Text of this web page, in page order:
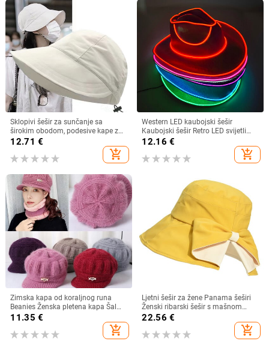
Sklopivi šešir za sunčanje sa
širokim obodom, podesive kape za
muškarce, žene, šeširi za plažu,
ljetni brzosušeći viziri, ribarska kapa
12.71 €
add_shopping_cart
Western LED kaubojski šešir
Kaubojski šešir Retro LED svijetli
obod Jazz cilindar Svjetleći
mladenkin šešir Cosplay kostim
Kaubojsko odijelo za žene
12.16 €
add_shopping_cart
Zimska kapa od koraljnog runa
Beanies Ženska pletena kapa Šal
Održava toplinu Vunena pletena
kapa Kapa sa šiltom Dvoslojne
zaštitne kape
11.35 €
add_shopping_cart
Ljetni šešir za žene Panama šeširi
Ženski ribarski šešir s mašnom
Trend ženski šeširi s kantom
Suncobran Prozračne kape za
sunce za žene
22.56 €
add_shopping_cart